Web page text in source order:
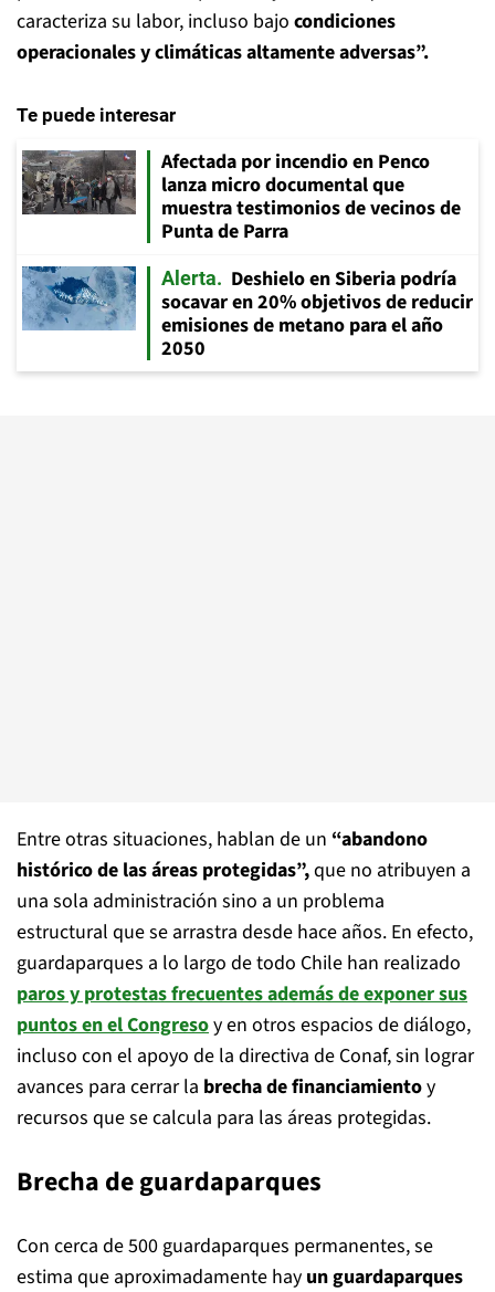
caracteriza su labor, incluso bajo condiciones
operacionales y climáticas altamente adversas”.
Te puede interesar
Afectada por incendio en Penco
lanza micro documental que
muestra testimonios de vecinos de
Punta de Parra
Alerta
Deshielo en Siberia podría
socavar en 20% objetivos de reducir
emisiones de metano para el año
2050
Entre otras situaciones, hablan de un “abandono
histórico de las áreas protegidas”,que no atribuyen a
una sola administración sino a un problema
estructural que se arrastra desde hace años. En efecto,
guardaparques a lo largo de todo Chile han realizado
paros y protestasfrecuentes además de exponer sus
puntos en elCongresoy en otros espacios de diálogo,
incluso con el apoyo de la directiva de Conaf, sin lograr
avances para cerrar la brecha de financiamientoy
recursos que se calcula para las áreas protegidas.
Brecha de guardaparques
Con cerca de 500 guardaparques permanentes, se
estima que aproximadamente hay un guardaparques